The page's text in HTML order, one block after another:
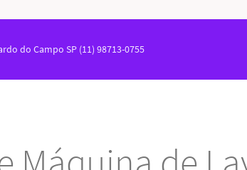
do Campo SP (11) 98713-0755